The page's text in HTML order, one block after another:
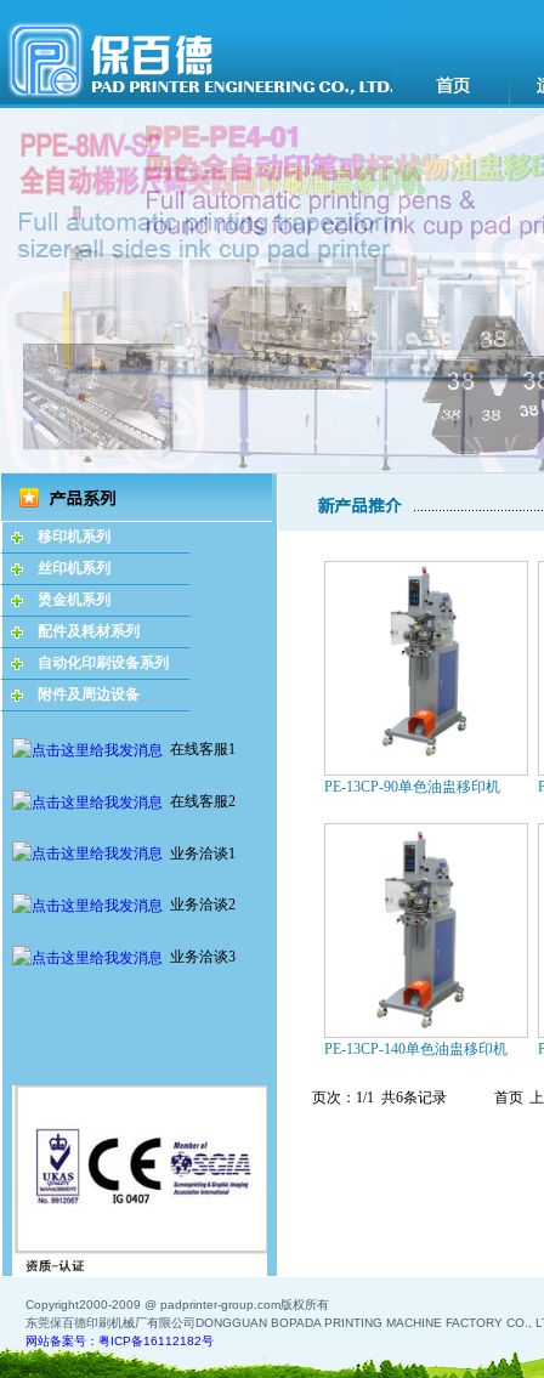
移印机系列
丝印机系列
烫金机系列
配件及耗材系列
自动化印刷设备系列
附件及周边设备
在线客服1
在线客服2
业务洽谈1
业务洽谈2
业务洽谈3
PE-13CP-90单色油盅移印机
PE-13CP-140单色油盅移印机
页次：1/1 共6条记录 首页
Copyright2000-2009 @ padprinter-group.com版权所有
东莞保百德印刷机械厂有限公司DONGGUAN BOPADA PRINTING MACHINE FACTORY CO.,
网站备案号：粤ICP备16112182号